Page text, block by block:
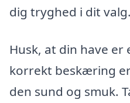
dig tryghed i dit valg.
Husk, at din have er
korrekt beskæring
den sund og smuk.